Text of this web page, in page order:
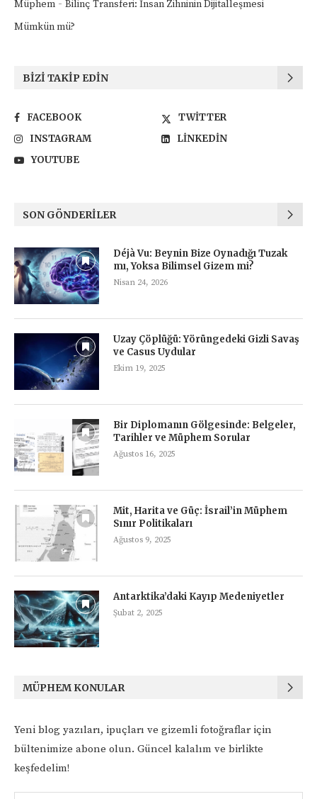
Müphem - Bilinç Transferi: İnsan Zihninin Dijitalleşmesi
Mümkün mü?
BIZI TAKIP EDIN
FACEBOOK
TWITTER
INSTAGRAM
LINKEDIN
YOUTUBE
SON GÖNDERILER
Déjà Vu: Beynin Bize Oynadığı Tuzak
mı, Yoksa Bilimsel Gizem mi?
Nisan 24, 2026
Uzay Çöplüğü: Yörüngedeki Gizli Savaş
ve Casus Uydular
Ekim 19, 2025
Bir Diplomanın Gölgesinde: Belgeler,
Tarihler ve Müphem Sorular
Ağustos 16, 2025
Mit, Harita ve Güç: İsrail’in Müphem
Sınır Politikaları
Ağustos 9, 2025
Antarktika’daki Kayıp Medeniyetler
Şubat 2, 2025
MÜPHEM KONULAR
Yeni blog yazıları, ipuçları ve gizemli fotoğraflar için
bültenimize abone olun. Güncel kalalım ve birlikte
keşfedelim!